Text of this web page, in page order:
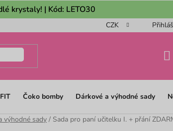
krystaly! | Kód: LETO30
Mám dotaz na mou objednávku 📦
CZK
FIT Čoko bomby Dárkové a výhodné sady
výhodné sady / Sada pro paní učitelku I. + přání